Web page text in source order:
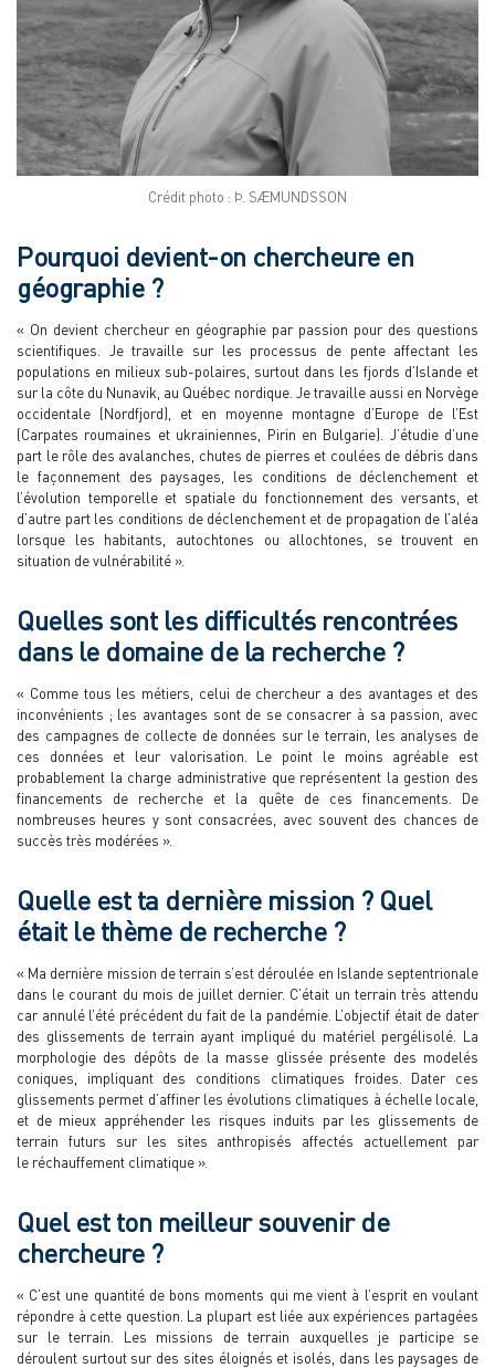
Crédit photo : Þ. SÆMUNDSSON
Pourquoi devient-on chercheure en
géographie ?
« On devient chercheur en géographie par passion pour des questions
scientifiques. Je travaille sur les processus de pente affectant les
populations en milieux sub-polaires, surtout dans les fjords d’Islande et
sur la côte du Nunavik, au Québec nordique. Je travaille aussi en Norvège
occidentale (Nordfjord), et en moyenne montagne d’Europe de l’Est
(Carpates roumaines et ukrainiennes, Pirin en Bulgarie). J’étudie d’une
part le rôle des avalanches, chutes de pierres et coulées de débris dans
le façonnement des paysages, les conditions de déclenchement et
l’évolution temporelle et spatiale du fonctionnement des versants, et
d’autre part les conditions de déclenchement et de propagation de l’aléa
lorsque les habitants, autochtones ou allochtones, se trouvent en
situation de vulnérabilité ».
Quelles sont les difficultés rencontrées
dans le domaine de la recherche ?
« Comme tous les métiers, celui de chercheur a des avantages et des
inconvénients ; les avantages sont de se consacrer à sa passion, avec
des campagnes de collecte de données sur le terrain, les analyses de
ces données et leur valorisation. Le point le moins agréable est
probablement la charge administrative que représentent la gestion des
financements de recherche et la quête de ces financements. De
nombreuses heures y sont consacrées, avec souvent des chances de
succès très modérées ».
Quelle est ta dernière mission ? Quel
était le thème de recherche ?
« Ma dernière mission de terrain s’est déroulée en Islande septentrionale
dans le courant du mois de juillet dernier. C’était un terrain très attendu
car annulé l’été précédent du fait de la pandémie. L’objectif était de dater
des glissements de terrain ayant impliqué du matériel pergélisolé. La
morphologie des dépôts de la masse glissée présente des modelés
coniques, impliquant des conditions climatiques froides. Dater ces
glissements permet d’affiner les évolutions climatiques à échelle locale,
et de mieux appréhender les risques induits par les glissements de
terrain futurs sur les sites anthropisés affectés actuellement par
le réchauffement climatique ».
Quel est ton meilleur souvenir de
chercheure ?
« C’est une quantité de bons moments qui me vient à l’esprit en voulant
répondre à cette question. La plupart est liée aux expériences partagées
sur le terrain. Les missions de terrain auxquelles je participe se
déroulent surtout sur des sites éloignés et isolés, dans les paysages de